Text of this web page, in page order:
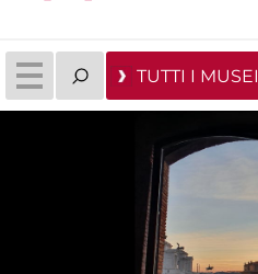
TUTTI I MUSEI